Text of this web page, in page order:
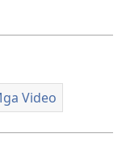
video
Video